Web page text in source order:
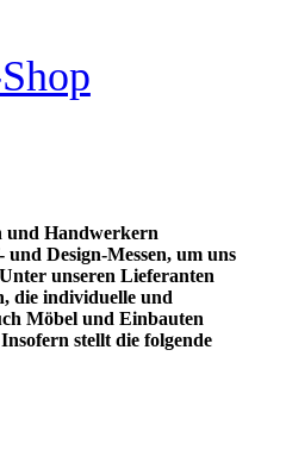
und Handwerkern
Design-Messen, um uns
unseren Lieferanten
die individuelle und
Möbel und Einbauten
stellt die folgende